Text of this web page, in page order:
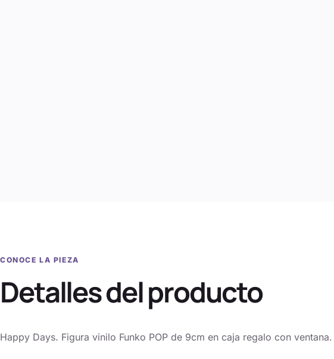
CONOCE LA PIEZA
Detalles del producto
Happy Days. Figura vinilo Funko POP de 9cm en caja regalo con ventana.